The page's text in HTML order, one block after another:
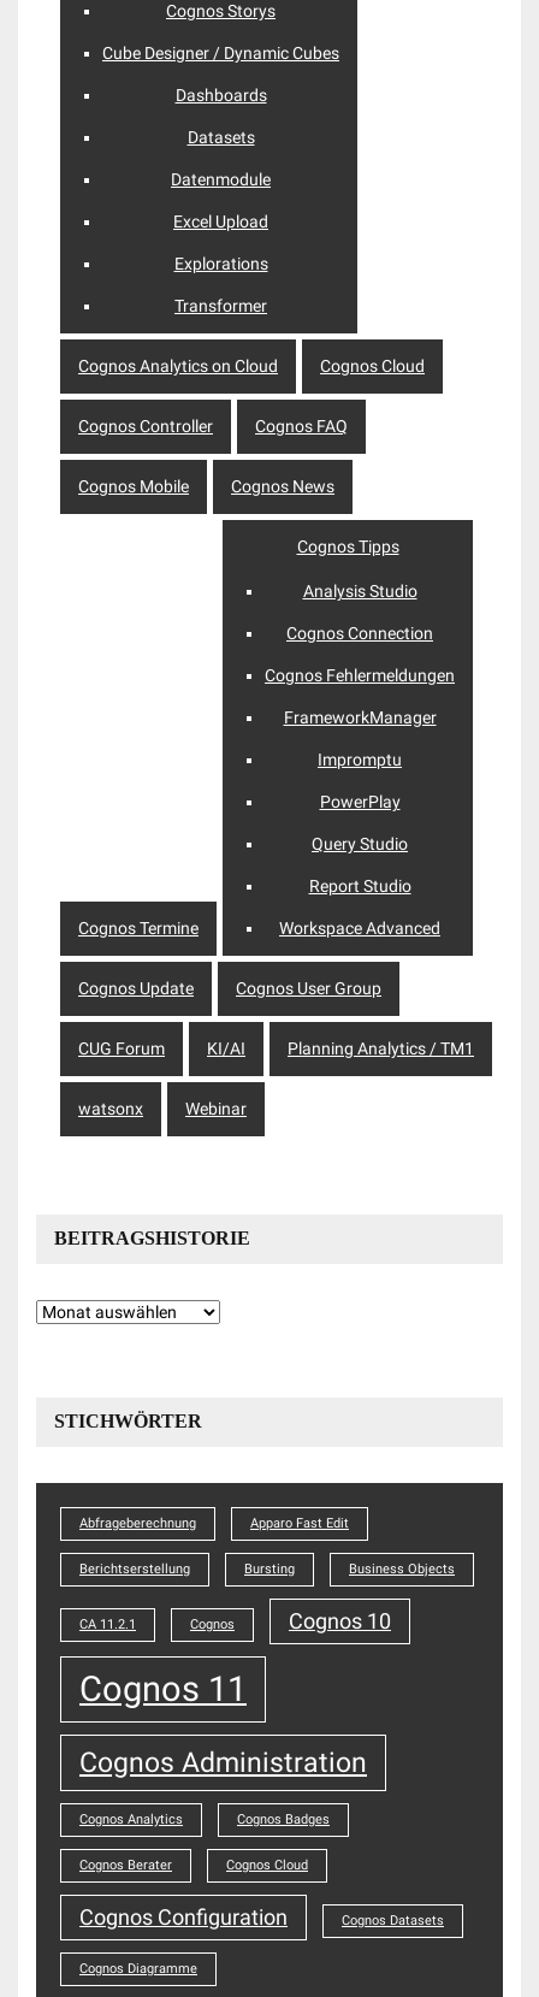
Cognos Storys
Cube Designer / Dynamic Cubes
Dashboards
Datasets
Datenmodule
Excel Upload
Explorations
Transformer
Cognos Analytics on Cloud Cognos Cloud
Cognos Controller Cognos FAQ
Cognos Mobile Cognos News
Cognos Termine
Cognos Tipps
Analysis Studio
Cognos Connection
Cognos Fehlermeldungen
FrameworkManager
Impromptu
PowerPlay
Query Studio
Report Studio
Workspace Advanced
Cognos Update Cognos User Group
CUG Forum KI/AI Planning Analytics / TM1
watsonx Webinar
BEITRAGSHISTORIE
Beitragshistorie
STICHWÖRTER
Abfrageberechnung Apparo Fast Edit
Berichtserstellung Bursting Business Objects
CA 11.2.1 Cognos Cognos 10
Cognos 11
Cognos Administration
Cognos Analytics Cognos Badges
Cognos Berater Cognos Cloud
Cognos Configuration Cognos Datasets
Cognos Diagramme